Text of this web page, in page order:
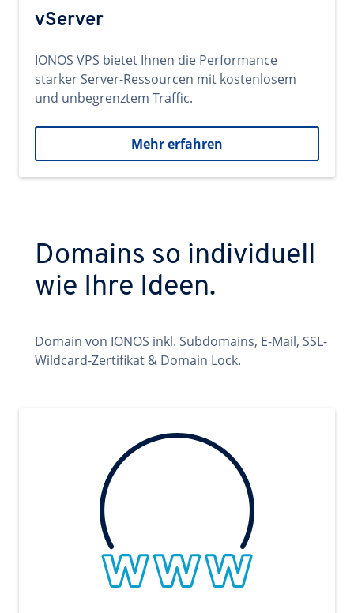
vServer
IONOS VPS bietet Ihnen die Performance
starker Server-Ressourcen mit kostenlosem
und unbegrenztem Traffic.
Mehr erfahren
Domains so individuell
wie Ihre Ideen.
Domain von IONOS inkl. Subdomains, E-Mail, SSL-
Wildcard-Zertifikat & Domain Lock.